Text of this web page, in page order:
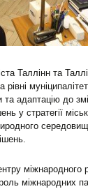
Таллінн та
адаптацію до
у стратегії
міжнародного
міжнародних